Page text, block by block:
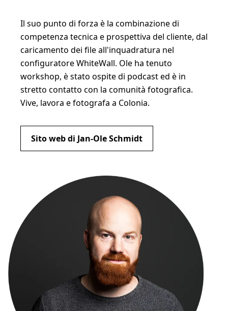
Il suo punto di forza è la combinazione di
competenza tecnica e prospettiva del cliente, dal
caricamento dei file all'inquadratura nel
configuratore WhiteWall. Ole ha tenuto
workshop, è stato ospite di podcast ed è in
stretto contatto con la comunità fotografica.
Vive, lavora e fotografa a Colonia.
Sito web di Jan-Ole Schmidt